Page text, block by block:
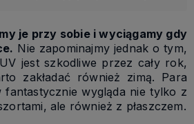
je przy sobie i wyciągamy gdy
Nie zapominajmy jednak o tym,
jest szkodliwe przez cały rok,
zakładać również zimą. Para
wygląda nie tylko z
ale również z płaszczem.